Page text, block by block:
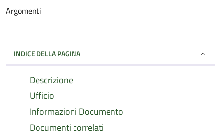
Argomenti
INDICE DELLA PAGINA
Descrizione
Ufficio
Informazioni Documento
Documenti correlati